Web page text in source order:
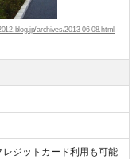
archives/2013-06-08.html
ジットカード利用も可能